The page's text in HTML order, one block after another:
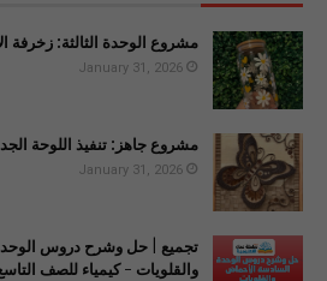
مشروع الوحدة الثالثة: زخرفة
January 31, 2026
مشروع جاهز: تنفيذ اللوحة
January 31, 2026
تجميع | حل وشرح دروس
والقلويات - كيمياء للصف